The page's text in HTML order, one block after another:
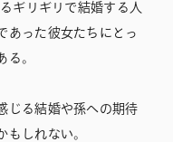
ギリギリで結婚する人
あった彼女たちにとっ
る。
じる結婚や孫への期待
もしれない。